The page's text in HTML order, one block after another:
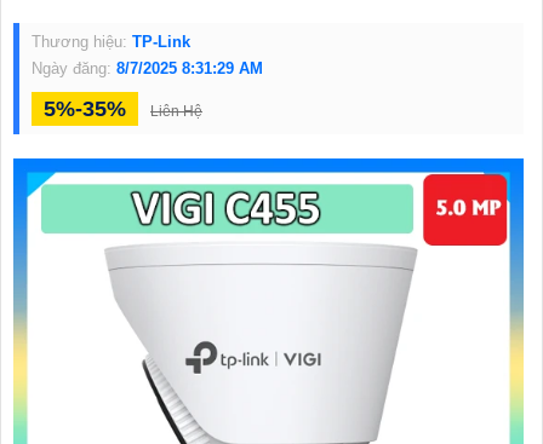
Thương hiệu: TP-Link
Ngày đăng: 8/7/2025 8:31:29 AM
5%-35% Liên Hệ